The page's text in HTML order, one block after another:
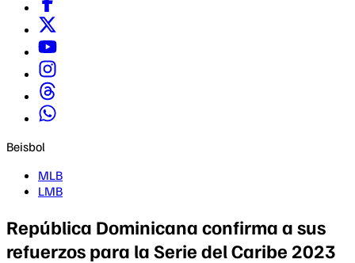
Beisbol
MLB
LMB
República Dominicana confirma a sus
refuerzos para la Serie del Caribe 2023